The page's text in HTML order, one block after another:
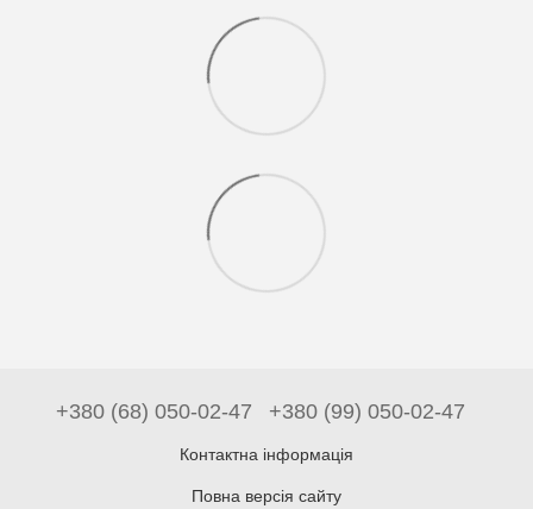
+380 (68) 050-02-47 +380 (99) 050-02-47
Контактна інформація
Повна версія сайту